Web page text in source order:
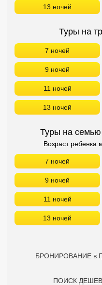
13 ночей
Туры на
7 ночей
9 ночей
11 ночей
13 ночей
Туры на семью
Возраст ребенка
7 ночей
9 ночей
11 ночей
13 ночей
БРОНИРОВАНИЕ в
ПОИСК